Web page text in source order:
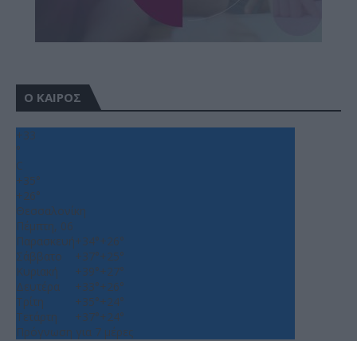
Ο ΚΑΙΡΟΣ
+33
°
C
+35°
+26°
Θεσσαλονίκη
Πέμπτη, 06
Παρασκευή+34°+26°
Σάββατο
+37°+25°
Κυριακή
+39°+27°
Δευτέρα
+33°+26°
Τρίτη
+35°+24°
Τετάρτη
+37°+24°
Πρόγνωση για 7 μέρες